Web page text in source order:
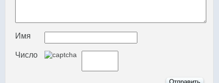
Имя
Число